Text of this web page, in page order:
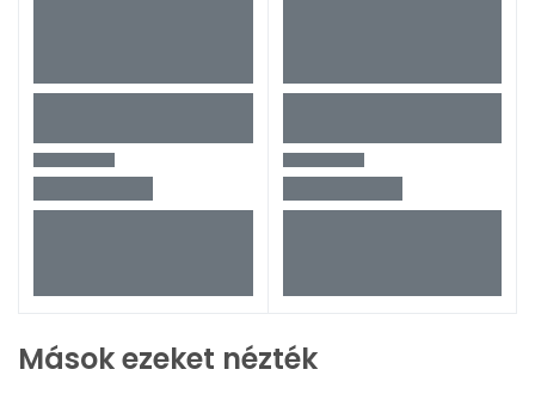
Mások ezeket nézték